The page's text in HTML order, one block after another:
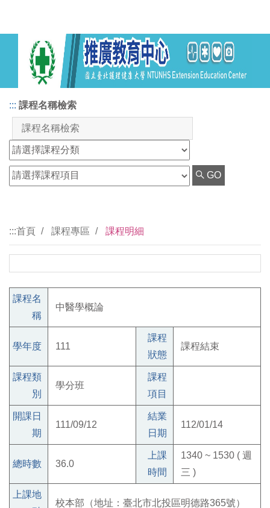
::: 課程名稱檢索
GO
:::首頁 課程專區 課程明細
課程名
稱
中醫學概論
學年度 111
課程
狀態
課程結束
課程類
別
學分班
課程
項目
開課日
期
111/09/12
結業
日期
112/01/14
總時數 36.0
上課
時間
1340 ~ 1530 ( 週
三 )
上課地
校本部（地址：臺北市北投區明德路365號）